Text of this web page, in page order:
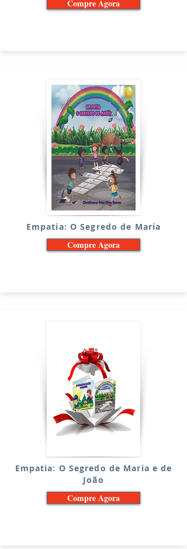
Compre Agora
Empatia: O Segredo de Maria
Compre Agora
Empatia: O Segredo de Maria e de
João
Compre Agora